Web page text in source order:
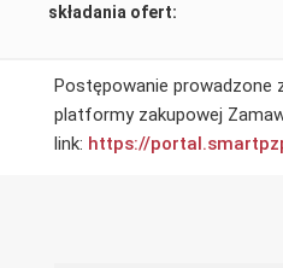
składania ofert:
Postępowanie prowadzone
platformy zakupowej
link: https://